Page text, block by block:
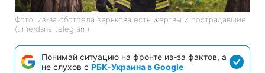
Фото: из-за обстрела Харькова есть жертвы и пострадавшие
(t.me/dsns_telegram)
Понимай ситуацию на фронте из-за фактов, а
не слухов с РБК-Украина в Google